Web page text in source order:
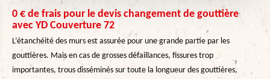
0 € de frais pour le devis changement de gouttière
avec YD Couverture 72
L’étanchéité des murs est assurée pour une grande partie par les
gouttières. Mais en cas de grosses défaillances, fissures trop
importantes, trous disséminés sur toute la longueur des gouttières,